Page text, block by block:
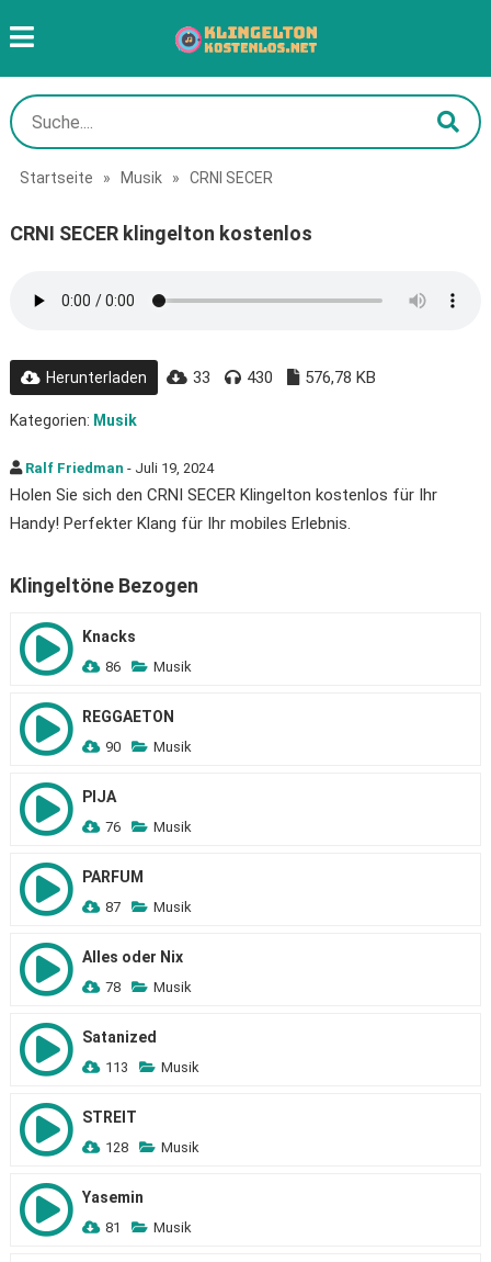
Startseite » Musik » CRNI SECER
CRNI SECER klingelton kostenlos
Herunterladen 33 430 576,78 KB
Kategorien: Musik
Ralf Friedman - Juli 19, 2024
Holen Sie sich den CRNI SECER Klingelton kostenlos für Ihr
Handy! Perfekter Klang für Ihr mobiles Erlebnis.
Klingeltöne Bezogen
Knacks
86 Musik
REGGAETON
90 Musik
PIJA
76 Musik
PARFUM
87 Musik
Alles oder Nix
78 Musik
Satanized
113 Musik
STREIT
128 Musik
Yasemin
81 Musik